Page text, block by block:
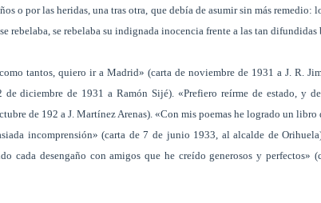
o por las heridas, una tras otra, que debía de asumir sin más
rebelaba, se rebelaba su indignada inocencia frente a las tan difundidas
tantos, quiero ir a Madrid» (carta de noviembre de 1931 a J. R.
de diciembre de 1931 a Ramón Sijé). «Prefiero reírme de estado, y
de 192 a J. Martínez Arenas). «Con mis poemas he logrado un
incomprensión» (carta de 7 de junio 1933, al alcalde de
cada desengaño con amigos que he creído generosos y perfectos»